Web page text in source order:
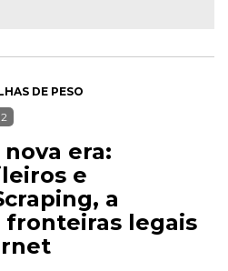
DE PESO
era:
e
a
legais